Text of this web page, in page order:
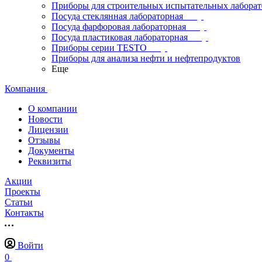
Приборы для строительных испытательных
Посуда стеклянная лабораторная
Посуда фарфоровая лабораторная
Посуда пластиковая лабораторная
Приборы серии TESTO
Приборы для анализа нефти и нефтепродуктов
Еще
Компания
О компании
Новости
Лицензии
Отзывы
Документы
Реквизиты
Акции
Проекты
Статьи
Контакты
Войти
0